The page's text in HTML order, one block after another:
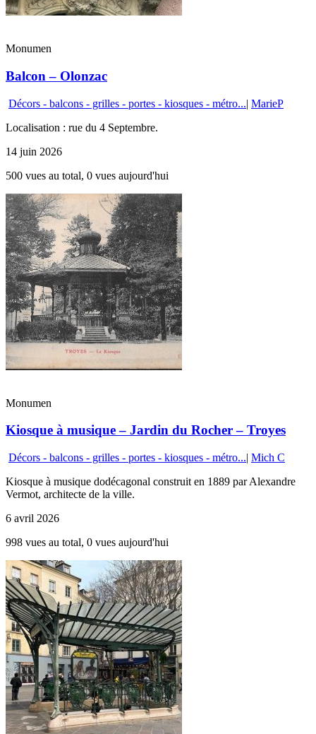
Monumen
Balcon – Olonzac
Décors - balcons - grilles - portes - kiosques - métro...| MarieP
Localisation : rue du 4 Septembre.
14 juin 2026
500 vues au total, 0 vues aujourd'hui
Monumen
Kiosque à musique – Jardin du Rocher – Troyes
Décors - balcons - grilles - portes - kiosques - métro...| Mich C
Kiosque à musique dodécagonal construit en 1889 par Alexandre
Vermot, architecte de la ville.
6 avril 2026
998 vues au total, 0 vues aujourd'hui